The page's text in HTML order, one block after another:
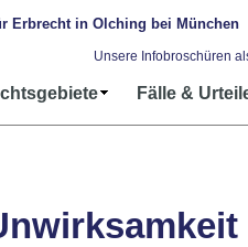
Unsere Infobroschüren
Erbrecht in Olching bei München
Fälle &